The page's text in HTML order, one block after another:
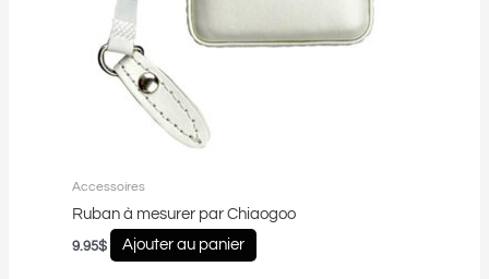
Accessoires
Ruban à mesurer par Chiaogoo
9.95$ Ajouter au panier